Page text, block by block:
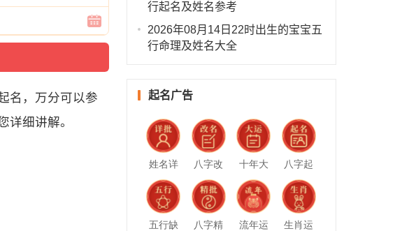
名，万分可以参
细讲解。
行起名及姓名参考
2026年08月14日22时出生的宝宝五
行命理及姓名大全
起名广告
姓名详
批
八字改
名
十年大
运
八字起
名
五行缺 八字精 流年运 生肖运